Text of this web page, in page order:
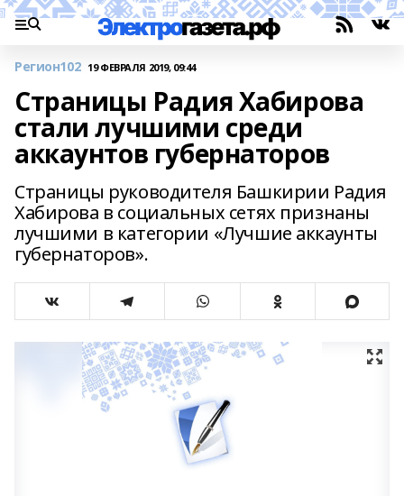
Регион102 19 ФЕВРАЛЯ 2019, 09:44
Страницы Радия Хабирова
стали лучшими среди
аккаунтов губернаторов
Страницы руководителя Башкирии Радия
Хабирова в социальных сетях признаны
лучшими в категории «Лучшие аккаунты
губернаторов».